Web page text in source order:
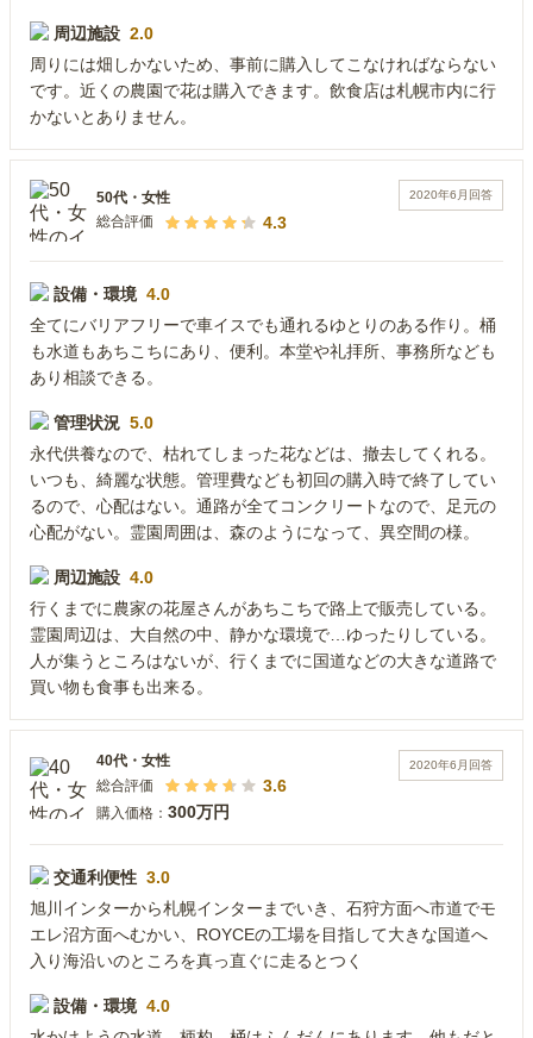
周辺施設 2.0
周りには畑しかないため、事前に購入してこなければならない
です。近くの農園で花は購入できます。飲食店は札幌市内に行
かないとありません。
2020年6月 回答
50代 ・ 女性
総合評価
4.3
設備・環境 4.0
全てにバリアフリーで車イスでも通れるゆとりのある作り。桶
も水道もあちこちにあり、便利。本堂や礼拝所、事務所なども
あり相談できる。
管理状況 5.0
永代供養なので、枯れてしまった花などは、撤去してくれる。
いつも、綺麗な状態。管理費なども初回の購入時で終了してい
るので、心配はない。通路が全てコンクリートなので、足元の
心配がない。霊園周囲は、森のようになって、異空間の様。
周辺施設 4.0
行くまでに農家の花屋さんがあちこちで路上で販売している。
霊園周辺は、大自然の中、静かな環境で…ゆったりしている。
人が集うところはないが、行くまでに国道などの大きな道路で
買い物も食事も出来る。
2020年6月 回答
40代 ・ 女性
総合評価
3.6
購入価格： 300万円
交通利便性 3.0
旭川インターから札幌インターまでいき、石狩方面へ市道でモ
エレ沼方面へむかい、ROYCEの工場を目指して大きな国道へ
入り海沿いのところを真っ直ぐに走るとつく
設備・環境 4.0